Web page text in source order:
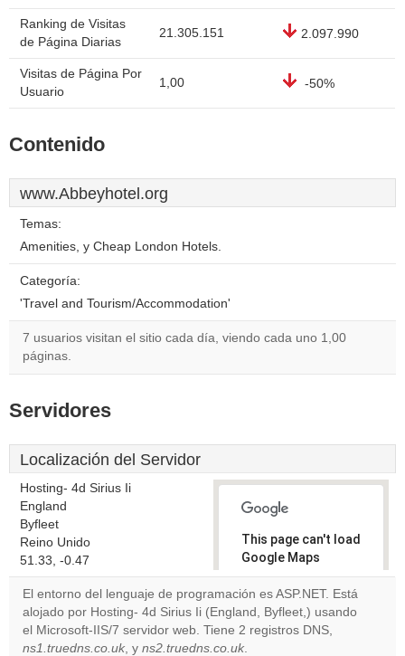
Ranking de Visitas
de Página Diarias
21.305.151 2.097.990
Visitas de Página Por
Usuario
1,00 -50%
Contenido
www.Abbeyhotel.org
Temas:
Amenities, y Cheap London Hotels.
Categoría:
'Travel and Tourism/Accommodation'
7 usuarios visitan el sitio cada día, viendo cada uno 1,00
páginas.
Servidores
Localización del Servidor
Hosting- 4d Sirius Ii
England
Byfleet
Reino Unido
51.33, -0.47
This page can't load
Google Maps
correctly.
Do you
own this
El entorno del lenguaje de programación es ASP.NET. Está
alojado por Hosting- 4d Sirius Ii (England, Byfleet,) usando
el Microsoft-IIS/7 servidor web. Tiene 2 registros DNS,
ns1.truedns.co.uk, y ns2.truedns.co.uk.